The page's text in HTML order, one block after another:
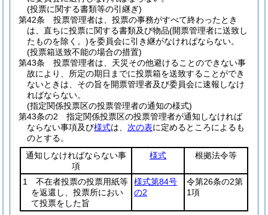
(投票に関する書類等の引継ぎ)
第42条
投票管理者は、投票の事務がすべて終わったとき
は、直ちに投票に関する書類及び物品(開票管理者に送致し
たものを除く。)を委員会に引き継がなければならない。
(投票箱送致不能の場合の措置)
第43条
投票管理者は、天災その他避けることのできない事
故により、所定の期日までに投票箱を送致することができ
ないときは、その旨を開票管理者及び委員会に速報しなけ
ればならない。
(指定関係投票区の投票管理者の通知の様式)
第43条の2
指定関係投票区の投票管理者が通知しなければ
ならない事項及び様式は、 次の表に定めるところによるも
のとする。
通知しなければならない事
項
様式 根拠法令等
1 不在者投票の投票用紙等
を返還し、投票所におい
て投票をした旨
様式第84号
の2
令第26条の2第
1項